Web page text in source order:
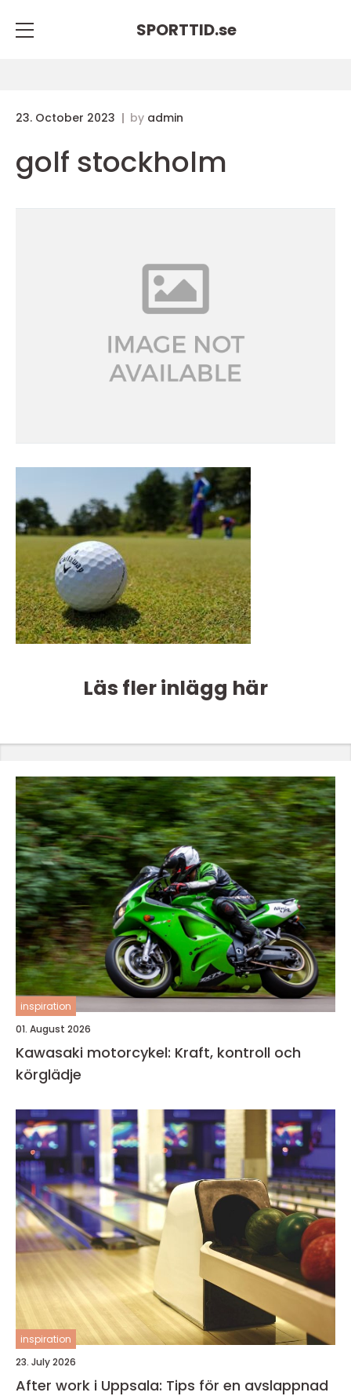
SPORTTID.se
23. October 2023 by admin
golf stockholm
Läs fler inlägg här
inspiration
01. August 2026
Kawasaki motorcykel: Kraft, kontroll och
körglädje
inspiration
23. July 2026
After work i Uppsala: Tips för en avslappnad